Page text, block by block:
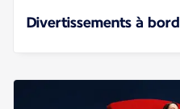
Divertissements à bord